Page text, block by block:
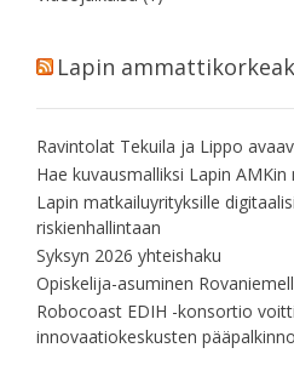
Lapin
Ravintolat Tekuila ja Lippo
Hae kuvausmalliksi Lapin
Lapin matkailuyrityksille
riskienhallintaan
Syksyn 2026 yhteishaku
Opiskelija-asuminen
Robocoast EDIH -konsortio
innovaatiokeskusten